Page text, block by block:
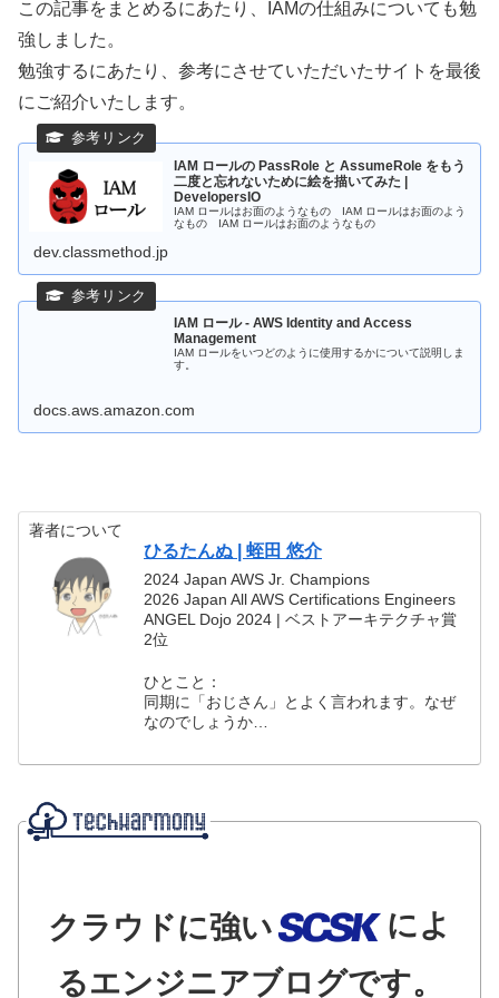
この記事をまとめるにあたり、IAMの仕組みについても勉
強しました。
勉強するにあたり、参考にさせていただいたサイトを最後
にご紹介いたします。
IAM ロールの PassRole と AssumeRole をもう
二度と忘れないために絵を描いてみた |
DevelopersIO
IAM ロールはお面のようなもの IAM ロールはお面のよう
なもの IAM ロールはお面のようなもの
dev.classmethod.jp
IAM ロール - AWS Identity and Access
Management
IAM ロールをいつどのように使用するかについて説明しま
す。
docs.aws.amazon.com
著者について
ひるたんぬ | 蛭田 悠介
2024 Japan AWS Jr. Champions
2026 Japan All AWS Certifications Engineers
ANGEL Dojo 2024 | ベストアーキテクチャ賞
2位
ひとこと：
同期に「おじさん」とよく言われます。なぜ
なのでしょうか…
クラウドに強い
によ
るエンジニアブログです。